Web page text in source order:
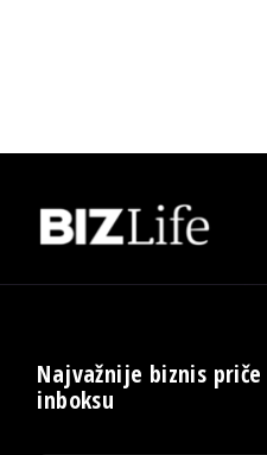
Najvažnije biznis
inboksu